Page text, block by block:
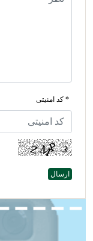
* کد امنیتی